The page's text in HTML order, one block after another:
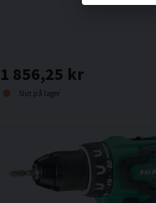
1 856,25 kr
Slut på lager